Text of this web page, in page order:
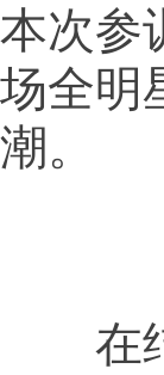
本次参
场全明
潮。
在结